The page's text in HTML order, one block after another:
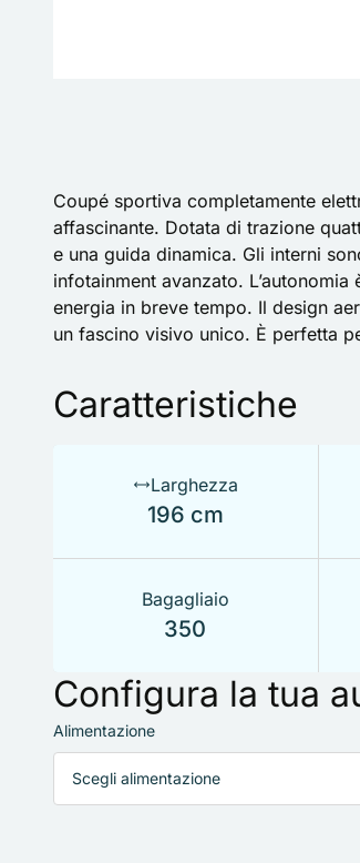
Coupé sportiva completamente
affascinante. Dotata di trazione
e una guida dinamica. Gli interni
infotainment avanzato.
energia in breve tempo. Il design
un fascino visivo unico. È perfetta
Caratteristiche
Larghezza
196 cm
Bagagliaio
350
Configura la tua
Alimentazione